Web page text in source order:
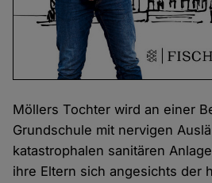
Möllers Tochter wird an einer
Grundschule mit nervigen
katastrophalen sanitären
ihre Eltern sich angesichts der